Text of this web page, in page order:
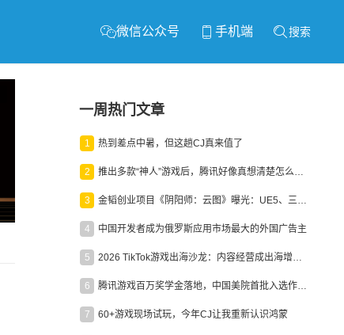
微信公众号 手机端 搜索
一周热门文章
1 热到差点中暑，但这趟CJ真来值了
2 推出多款“神人”游戏后，腾讯好像真想清楚怎么做二次元了
3 金韬创业项目《阴阳师：云图》曝光：UE5、三端互通、ARPG
4 中国开发者成为俄罗斯应用市场最大的外国广告主
5 2026 TikTok游戏出海沙龙：内容经营成出海增长新引擎
6 腾讯游戏百万奖学金落地，中国美院首批入选作品获业内关注
7 60+游戏现场试玩，今年CJ让我重新认识鸿蒙